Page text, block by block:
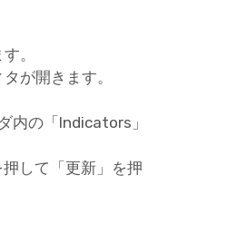
。
が開きます。
内の「Indicators」
して「更新」を押